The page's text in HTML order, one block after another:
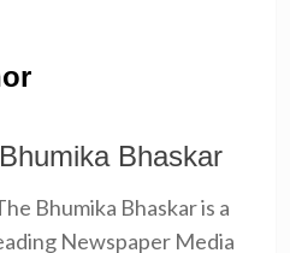
Bhumika Bhaskar
Bhumika Bhaskar is a
Newspaper Media